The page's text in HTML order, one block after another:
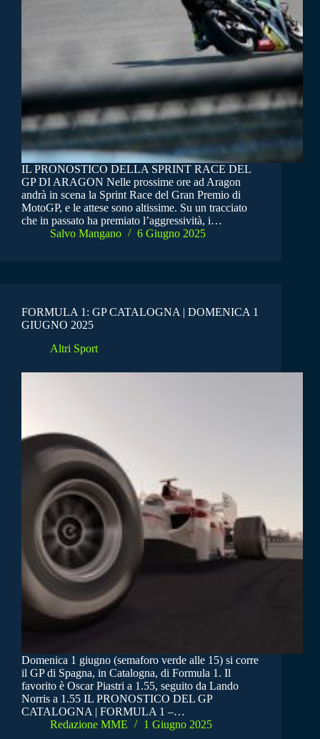
IL PRONOSTICO DELLA SPRINT RACE DEL
GP DI ARAGON Nelle prossime ore ad Aragon
andrà in scena la Sprint Race del Gran Premio di
MotoGP, e le attese sono altissime. Su un tracciato
che in passato ha premiato l’aggressività, i…
Salvo Mangano
6 Giugno 2025
FORMULA 1: GP CATALOGNA | DOMENICA 1
GIUGNO 2025
Altri Sport
Domenica 1 giugno (semaforo verde alle 15) si corre
il GP di Spagna, in Catalogna, di Formula 1. Il
favorito è Oscar Piastri a 1.55, seguito da Lando
Norris a 1.55 IL PRONOSTICO DEL GP
CATALOGNA | FORMULA 1 –…
Redazione MME
1 Giugno 2025